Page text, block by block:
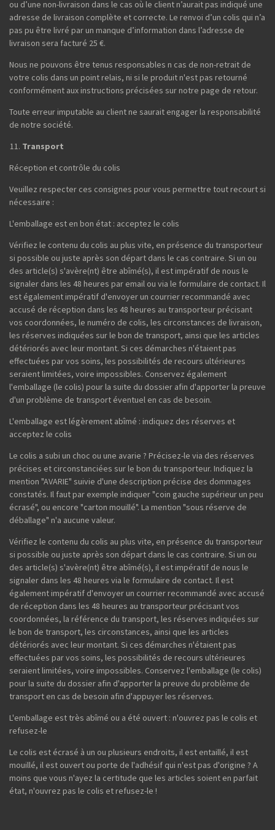
ou d’une non-livraison dans le cas où le client n’aurait pas indiqué une
adresse de livraison complète et correcte. Le renvoi d’un colis qui n’a
pas pu être livré par un manque d’information dans l’adresse de
livraison sera facturé 25 €.
Nous ne pouvons être tenus responsables n cas de non-retrait de
votre colis dans un point relais, ni si le produit n'est pas retourné
conformément aux instructions précisées sur notre page de retour.
Toute erreur imputable au client ne saurait engager la responsabilité
de notre société.
Transport
Réception et contrôle du colis
Veuillez respecter ces consignes pour vous permettre tout recourt si
nécessaire :
L'emballage est en bon état : acceptez le colis
Vérifiez le contenu du colis au plus vite, en présence du transporteur
si possible ou juste après son départ dans le cas contraire. Si un ou
des article(s) s'avère(nt) être abîmé(s), il est impératif de nous le
signaler dans les 48 heures par email ou via le formulaire de contact. Il
est également impératif d'envoyer un courrier recommandé avec
accusé de réception dans les 48 heures au transporteur précisant
vos coordonnées, le numéro de colis, les circonstances de livraison,
les réserves indiquées sur le bon de transport, ainsi que les articles
détériorés avec leur montant. Si ces démarches n'étaient pas
effectuées par vos soins, les possibilités de recours ultérieures
seraient limitées, voire impossibles. Conservez également
l'emballage (le colis) pour la suite du dossier afin d'apporter la preuve
d'un problème de transport éventuel en cas de besoin.
L'emballage est légèrement abîmé : indiquez des réserves et
acceptez le colis
Le colis a subi un choc ou une avarie ? Précisez-le via des réserves
précises et circonstanciées sur le bon du transporteur. Indiquez la
mention "AVARIE" suivie d'une description précise des dommages
constatés. Il faut par exemple indiquer "coin gauche supérieur un peu
écrasé", ou encore "carton mouillé". La mention "sous réserve de
déballage" n'a aucune valeur.
Vérifiez le contenu du colis au plus vite, en présence du transporteur
si possible ou juste après son départ dans le cas contraire. Si un ou
des article(s) s'avère(nt) être abîmé(s), il est impératif de nous le
signaler dans les 48 heures via le formulaire de contact. Il est
également impératif d'envoyer un courrier recommandé avec accusé
de réception dans les 48 heures au transporteur précisant vos
coordonnées, la référence du transport, les réserves indiquées sur
le bon de transport, les circonstances, ainsi que les articles
détériorés avec leur montant. Si ces démarches n'étaient pas
effectuées par vos soins, les possibilités de recours ultérieures
seraient limitées, voire impossibles. Conservez l'emballage (le colis)
pour la suite du dossier afin d'apporter la preuve du problème de
transport en cas de besoin afin d'appuyer les réserves.
L'emballage est très abîmé ou a été ouvert : n'ouvrez pas le colis et
refusez-le
Le colis est écrasé à un ou plusieurs endroits, il est entaillé, il est
mouillé, il est ouvert ou porte de l'adhésif qui n'est pas d'origine ? A
moins que vous n'ayez la certitude que les articles soient en parfait
état, n'ouvrez pas le colis et refusez-le !